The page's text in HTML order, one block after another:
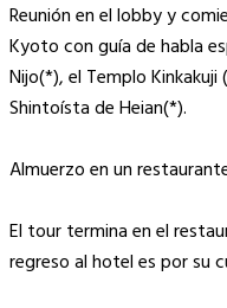
Reunión en el lobby y
Kyoto con guía de habla
Nijo(*), el Templo
Shintoísta de Heian(*).
Almuerzo en un
El tour termina en el
regreso al hotel es por su